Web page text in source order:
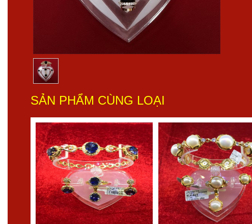
SẢN PHẨM CÙNG LOẠI